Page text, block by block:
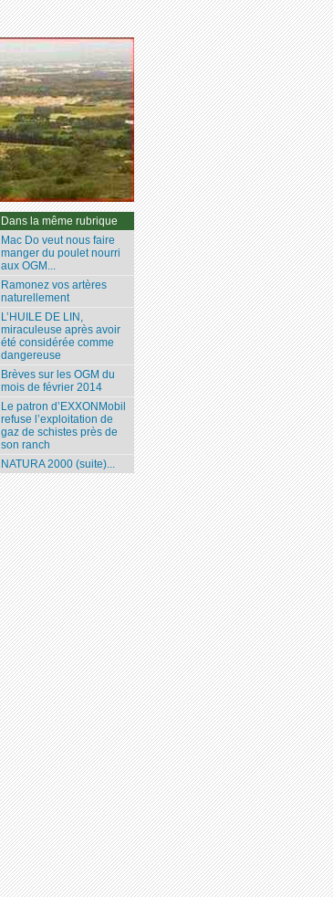
Dans la même rubrique
Mac Do veut nous faire
manger du poulet nourri
aux OGM...
Ramonez vos artères
naturellement
L’HUILE DE LIN,
miraculeuse après avoir
été considérée comme
dangereuse
Brèves sur les OGM du
mois de février 2014
Le patron d’EXXONMobil
refuse l’exploitation de
gaz de schistes près de
son ranch
NATURA 2000 (suite)...